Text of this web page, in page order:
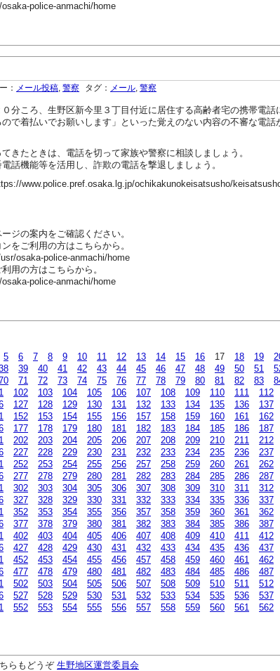
police-anmachi/home
： メール投稿 警察 タグ： メール 警察
分ころ、生野区新今里３丁目付近に居住する高齢者宅の携帯電
で着払いでお願いします」といった覚えのない内容の不審な電話
きたときは、電話を切って家族や警察に相談しましょう。
話機能等を活用し、詐欺の電話を撃退しましょう。
www.police.pref.osaka.lg.jp/ochikakunokeisatsusho/
ジの案内をご確認ください。
をご利用の方はこちらから。
osaka-police-anmachi/home
用の方はこちらから。
police-anmachi/home
5 6 7 8 9 10 11 12 13 14 15 16 17 18 19
39 40 41 42 43 44 45 46 47 48 49 50 51
71 72 73 74 75 76 77 78 79 80 81 82 83
102 103 104 105 106 107 108 109 110 111 112
127 128 129 130 131 132 133 134 135 136 137
152 153 154 155 156 157 158 159 160 161 162
177 178 179 180 181 182 183 184 185 186 187
202 203 204 205 206 207 208 209 210 211 212
227 228 229 230 231 232 233 234 235 236 237
252 253 254 255 256 257 258 259 260 261 262
277 278 279 280 281 282 283 284 285 286 287
302 303 304 305 306 307 308 309 310 311 312
327 328 329 330 331 332 333 334 335 336 337
352 353 354 355 356 357 358 359 360 361 362
377 378 379 380 381 382 383 384 385 386 387
402 403 404 405 406 407 408 409 410 411 412
427 428 429 430 431 432 433 434 435 436 437
452 453 454 455 456 457 458 459 460 461 462
477 478 479 480 481 482 483 484 485 486 487
502 503 504 505 506 507 508 509 510 511 512
527 528 529 530 531 532 533 534 535 536 537
552 553 554 555 556 557 558 559 560 561 562
らもどうぞ 生野地区運営委員会